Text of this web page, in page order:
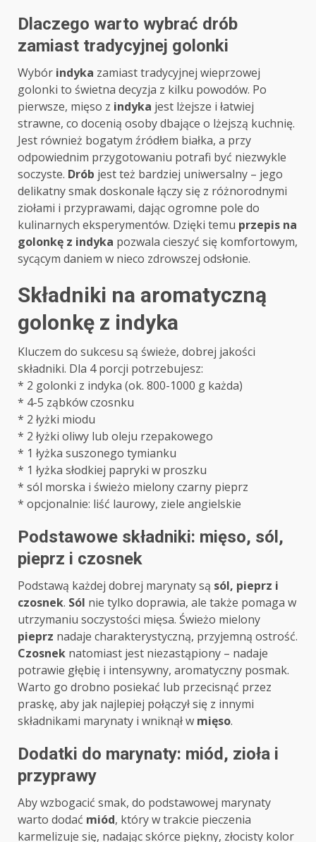
Dlaczego warto wybrać drób
zamiast tradycyjnej golonki
Wybór indyka zamiast tradycyjnej wieprzowej
golonki to świetna decyzja z kilku powodów. Po
pierwsze, mięso z indyka jest lżejsze i łatwiej
strawne, co docenią osoby dbające o lżejszą kuchnię.
Jest również bogatym źródłem białka, a przy
odpowiednim przygotowaniu potrafi być niezwykle
soczyste. Drób jest też bardziej uniwersalny – jego
delikatny smak doskonale łączy się z różnorodnymi
ziołami i przyprawami, dając ogromne pole do
kulinarnych eksperymentów. Dzięki temu przepis na
golonkę z indyka pozwala cieszyć się komfortowym,
sycącym daniem w nieco zdrowszej odsłonie.
Składniki na aromatyczną
golonkę z indyka
Kluczem do sukcesu są świeże, dobrej jakości
składniki. Dla 4 porcji potrzebujesz:
* 2 golonki z indyka (ok. 800-1000 g każda)
* 4-5 ząbków czosnku
* 2 łyżki miodu
* 2 łyżki oliwy lub oleju rzepakowego
* 1 łyżka suszonego tymianku
* 1 łyżka słodkiej papryki w proszku
* sól morska i świeżo mielony czarny pieprz
* opcjonalnie: liść laurowy, ziele angielskie
Podstawowe składniki: mięso, sól,
pieprz i czosnek
Podstawą każdej dobrej marynaty są sól, pieprz i
czosnek. Sól nie tylko doprawia, ale także pomaga w
utrzymaniu soczystości mięsa. Świeżo mielony
pieprz nadaje charakterystyczną, przyjemną ostrość.
Czosnek natomiast jest niezastąpiony – nadaje
potrawie głębię i intensywny, aromatyczny posmak.
Warto go drobno posiekać lub przecisnąć przez
praskę, aby jak najlepiej połączył się z innymi
składnikami marynaty i wniknął w mięso.
Dodatki do marynaty: miód, zioła i
przyprawy
Aby wzbogacić smak, do podstawowej marynaty
warto dodać miód, który w trakcie pieczenia
karmelizuje się, nadając skórce piękny, złocisty kolor